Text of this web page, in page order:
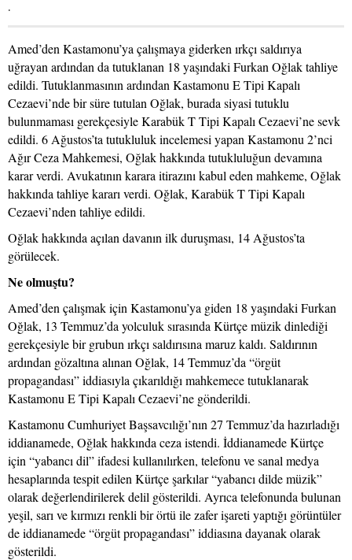
.
Amed’den Kastamonu’ya çalışmaya giderken ırkçı saldırıya
uğrayan ardından da tutuklanan 18 yaşındaki Furkan Oğlak tahliye
edildi. Tutuklanmasının ardından Kastamonu E Tipi Kapalı
Cezaevi’nde bir süre tutulan Oğlak, burada siyasi tutuklu
bulunmaması gerekçesiyle Karabük T Tipi Kapalı Cezaevi’ne sevk
edildi. 6 Ağustos’ta tutukluluk incelemesi yapan Kastamonu 2’nci
Ağır Ceza Mahkemesi, Oğlak hakkında tutukluluğun devamına
karar verdi. Avukatının karara itirazını kabul eden mahkeme, Oğlak
hakkında tahliye kararı verdi. Oğlak, Karabük T Tipi Kapalı
Cezaevi’nden tahliye edildi.
Oğlak hakkında açılan davanın ilk duruşması, 14 Ağustos’ta
görülecek.
Ne olmuştu?
Amed’den çalışmak için Kastamonu’ya giden 18 yaşındaki Furkan
Oğlak, 13 Temmuz’da yolculuk sırasında Kürtçe müzik dinlediği
gerekçesiyle bir grubun ırkçı saldırısına maruz kaldı. Saldırının
ardından gözaltına alınan Oğlak, 14 Temmuz’da “örgüt
propagandası” iddiasıyla çıkarıldığı mahkemece tutuklanarak
Kastamonu E Tipi Kapalı Cezaevi’ne gönderildi.
Kastamonu Cumhuriyet Başsavcılığı’nın 27 Temmuz’da hazırladığı
iddianamede, Oğlak hakkında ceza istendi. İddianamede Kürtçe
için “yabancı dil” ifadesi kullanılırken, telefonu ve sanal medya
hesaplarında tespit edilen Kürtçe şarkılar “yabancı dilde müzik”
olarak değerlendirilerek delil gösterildi. Ayrıca telefonunda bulunan
yeşil, sarı ve kırmızı renkli bir örtü ile zafer işareti yaptığı görüntüler
de iddianamede “örgüt propagandası” iddiasına dayanak olarak
gösterildi.